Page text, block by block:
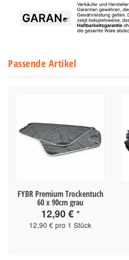
Passende Artikel
FYBR Premium Trockentuch
60 x 90cm grau
12,90 €*
12,90 € pro 1 Stück